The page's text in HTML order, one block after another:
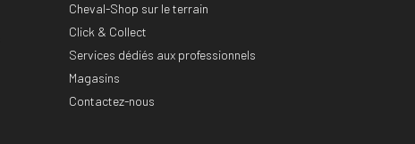
Cheval-Shop sur le terrain
Click & Collect
Services dédiés aux professionnels
Magasins
Contactez-nous